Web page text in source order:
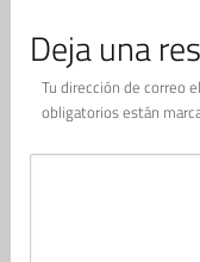
Deja una
Tu dirección de correo
obligatorios están